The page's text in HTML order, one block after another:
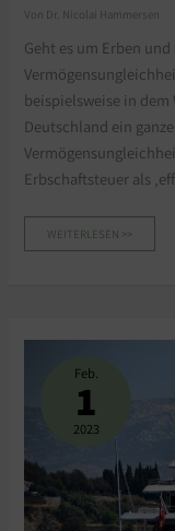
Von Dr. Nicolai Hammersen
Geht es um Erben
beispielsweise in
Deutschland ein
Erbschaftsteuer als
WEITERLESEN >>
Feb.
1
2023
DIE
OBSESSION